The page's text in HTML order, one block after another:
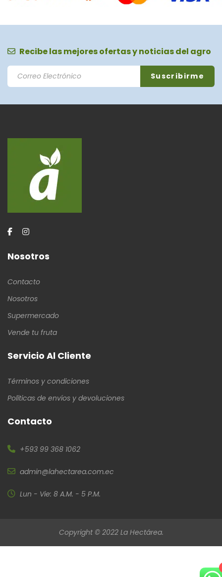
Recibe las mejores ofertas y noticias del agro
Nosotros
Contacto
Nosotros
Supermercado
Vende tu fruta
Servicio Al Cliente
Términos y condiciones
Políticas de envíos y devoluciones
Contacto
+593 99 368 1062
admin@lahectarea.com.ec
Lun - Vie: 8 A.M. - 5 P.M.
Copyright © 2022 La Hectárea.